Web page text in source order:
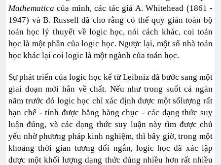
Mathematica của mình, các tác giả A. Whitehead (1861 -
1947) và B. Russell đã cho rằng có thể quy giản toàn bộ
toán học lý thuyết về logic học, nói cách khác, coi toán
học là một phần của logic học. Ngược lại, một số nhà toán
học khác lại coi logic là một ngành của toán học.
Sự phát triển của logic học kể từ Leibniz đã bước sang một
giai đoạn mới hẳn về chất. Nếu như trong suốt cả ngàn
năm trước đó logic học chỉ xác định được một sốlượng rất
hạn chế - tính được bằng hàng chục - các dạng thức suy
luận đúng, và các dạng thức suy luận này tìm được chủ
yếu nhờ phương pháp kinh nghiệm, thì bây giờ, trong một
khoảng thời gian tương đối ngắn, logic học đã xác lập
được một khối lượng dạng thức đúng nhiều hơn rất nhiều